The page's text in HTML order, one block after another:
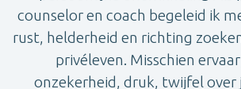
counselor en coach begeleid ik
rust, helderheid en richting
privéleven. Misschien
onzekerheid, druk, twijfel over